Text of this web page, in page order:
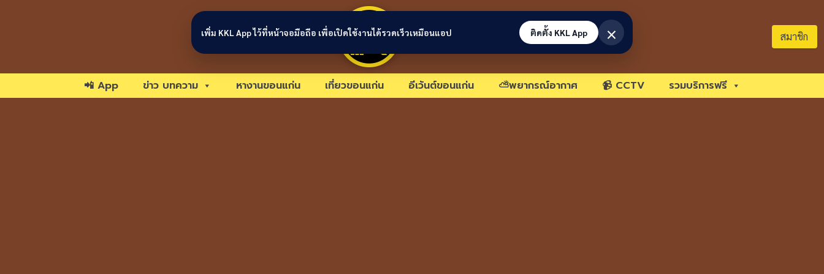
ขอนแก่นลิงก์ สมาชิก
📲 App ข่าว บทความ หางานขอนแก่น เที่ยวขอนแก่น อีเว้นต์ขอนแก่น ⛅พยากรณ์อากาศ 📹 CCTV รวมบริการฟรี
เพิ่ม KKL App ไว้ที่หน้าจอมือถือ เพื่อเปิดใช้งานได้รวดเร็วเหมือนแอป ติดตั้ง KKL App ×